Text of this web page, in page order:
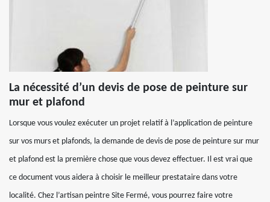
La nécessité d’un devis de pose de peinture sur
mur et plafond
Lorsque vous voulez exécuter un projet relatif à l’application de peinture
sur vos murs et plafonds, la demande de devis de pose de peinture sur mur
et plafond est la première chose que vous devez effectuer. Il est vrai que
ce document vous aidera à choisir le meilleur prestataire dans votre
localité. Chez l’artisan peintre Site Fermé, vous pourrez faire votre